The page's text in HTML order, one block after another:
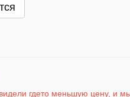
гдето меньшую цену, и